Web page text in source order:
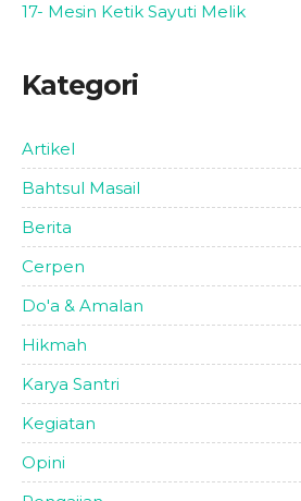
17- Mesin Ketik Sayuti Melik
Kategori
Artikel
Bahtsul Masail
Berita
Cerpen
Do'a & Amalan
Hikmah
Karya Santri
Kegiatan
Opini